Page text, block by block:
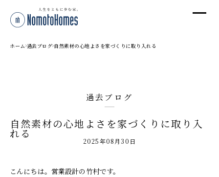
ホーム 過去ブログ 自然素材の心地よさを家づくりに取り入れる
過去ブログ
自然素材の心地よさを家づくりに取り入
れる
2025年08月30日
こんにちは。営業設計の竹村です。